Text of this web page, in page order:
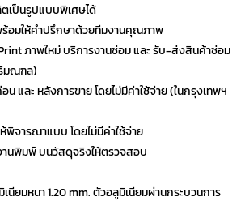
เป็นรูปแบบพิเศษได้
ร้อมให้คำปรึกษาด้วยทีมงานคุณภาพ
ภาพใหม่ บริการงานซ่อม และ รับ-ส่งสินค้าซ่อม
มณฑล)
และ หลังการขาย โดยไม่มีค่าใช้จ่าย (ในกรุงเทพฯ
พิจารณาแบบ โดยไม่มีค่าใช้จ่าย
นพิมพ์ บนวัสดุจริงให้ตรวจสอบ
เนียมหนา 1.20 mm. ตัวอลูมิเนียมผ่านกระบวนการ